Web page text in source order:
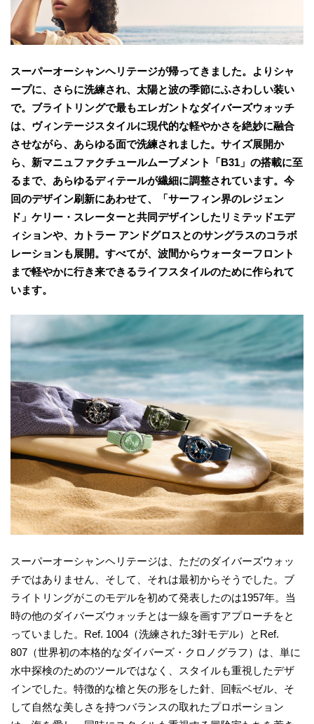
スーパーオーシャンヘリテージが帰ってきました。よりシャ
ープに、さらに洗練され、太陽と波の季節にふさわしい装い
で。ブライトリングで最もエレガントなダイバーズウォッチ
は、ヴィンテージスタイルに現代的な軽やかさを絶妙に融合
させながら、あらゆる面で洗練されました。サイズ展開か
ら、新マニュファクチュールムーブメント「B31」の搭載に至
るまで、あらゆるディテールが繊細に調整されています。今
回のデザイン刷新にあわせて、「サーフィン界のレジェン
ド」ケリー・スレーターと共同デザインしたリミテッドエデ
ィションや、カトラー アンドグロスとのサングラスのコラボ
レーションも展開。すべてが、波間からウォーターフロント
まで軽やかに行き来できるライフスタイルのために作られて
います。
スーパーオーシャンヘリテージは、ただのダイバーズウォッ
チではありません、そして、それは最初からそうでした。ブ
ライトリングがこのモデルを初めて発表したのは1957年。当
時の他のダイバーズウォッチとは一線を画すアプローチをと
っていました。Ref. 1004（洗練された3針モデル）とRef.
807（世界初の本格的なダイバーズ・クロノグラフ）は、単に
水中探検のためのツールではなく、スタイルも重視したデザ
インでした。特徴的な槍と矢の形をした針、回転ベゼル、そ
して自然な美しさを持つバランスの取れたプロポーション